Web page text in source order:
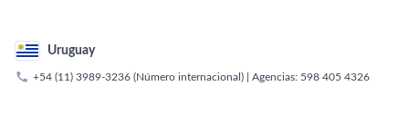
Uruguay
 +54 (11) 3989-3236 (Número internacional) | Agencias: 598 405 4326